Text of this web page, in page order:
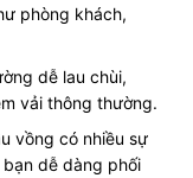
phòng khách,
dễ lau chùi,
vải thông thường.
vồng có nhiều sự
dễ dàng phối